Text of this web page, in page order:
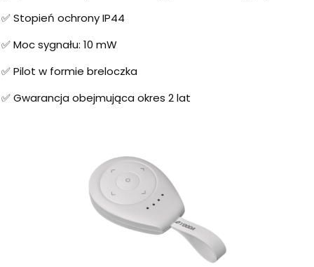
✅ Stopień ochrony IP44
✅ Moc sygnału: 10 mW
✅ Pilot w formie breloczka
✅ Gwarancja obejmująca okres 2 lat